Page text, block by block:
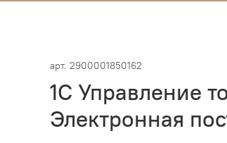
арт. 2900001850162
1С Управление
Электронная